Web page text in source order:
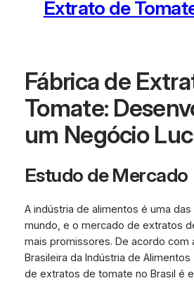
Extrato de
Fábrica de
Tomate:
um Negócio
Estudo de Mercado
A indústria de alimentos é uma
mundo, e o mercado de extratos
mais promissores. De acordo com
Brasileira da Indústria de
de extratos de tomate no Brasil é